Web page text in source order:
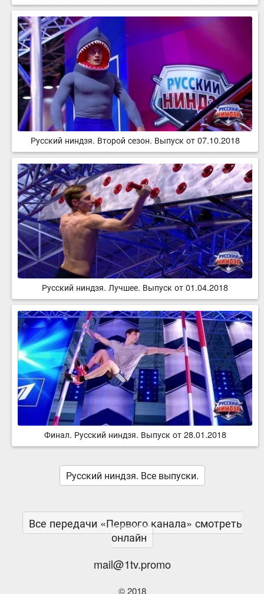
Русский ниндзя. Второй сезон. Выпуск от 07.10.2018
Русский ниндзя. Лучшее. Выпуск от 01.04.2018
Финал. Русский ниндзя. Выпуск от 28.01.2018
Русский ниндзя. Все выпуски.
Все передачи «Первого канала» смотреть
онлайн
mail@1tv.promo
© 2018